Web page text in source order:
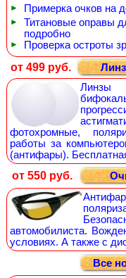
► Примерка очков на
►
Титановые оправы
подробно
► Проверка остроты
от 499 руб.
Линзы
фотохромные,
работы за
(антифары).
от 550 руб.
автомобилиста.
условиях. А также с
Все